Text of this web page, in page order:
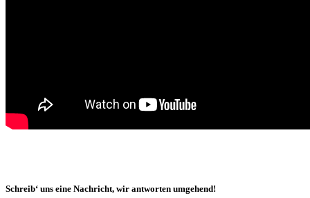
Schreib‘ uns eine Nachricht, wir antworten umgehend!